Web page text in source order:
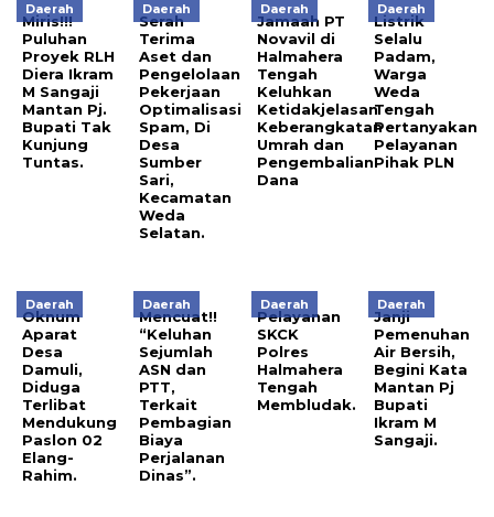
Daerah
Miris!!!
Puluhan
Proyek RLH
Diera Ikram
M Sangaji
Mantan Pj.
Bupati Tak
Kunjung
Tuntas.
Daerah
Serah
Terima
Aset dan
Pengelolaan
Pekerjaan
Optimalisasi
Spam, Di
Desa
Sumber
Sari,
Kecamatan
Weda
Selatan.
Daerah
Jamaah PT
Novavil di
Halmahera
Tengah
Keluhkan
Ketidakjelasan
Keberangkatan
Umrah dan
Pengembalian
Dana
Daerah
Listrik
Selalu
Padam,
Warga
Weda
Tengah
Pertanyakan
Pelayanan
Pihak PLN
Daerah
Oknum
Aparat
Desa
Damuli,
Diduga
Terlibat
Mendukung
Paslon 02
Elang-
Rahim.
Daerah
Mencuat!!
“Keluhan
Sejumlah
ASN dan
PTT,
Terkait
Pembagian
Biaya
Perjalanan
Dinas”.
Daerah
Pelayanan
SKCK
Polres
Halmahera
Tengah
Membludak.
Daerah
Janji
Pemenuhan
Air Bersih,
Begini Kata
Mantan Pj
Bupati
Ikram M
Sangaji.